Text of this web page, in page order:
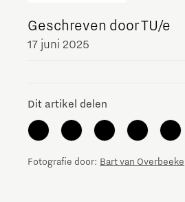
Geschreven door TU/e
17 juni 2025
Dit artikel delen
Fotografie door: Bart van Overbeeke